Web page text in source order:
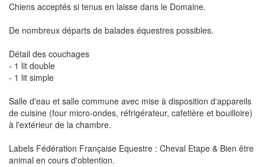
Chiens acceptés si tenus en laisse dans le Domaine.
De nombreux départs de balades équestres possibles.
Détail des couchages
- 1 lit double
- 1 lit simple
Salle d'eau et salle commune avec mise à disposition d'appareils
de cuisine (four micro-ondes, réfrigérateur, cafetière et bouilloire)
à l'extérieur de la chambre.
Labels Fédération Française Equestre : Cheval Etape & Bien être
animal en cours d'obtention.